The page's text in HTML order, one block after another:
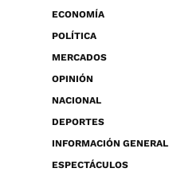
ECONOMÍA
POLÍTICA
MERCADOS
OPINIÓN
NACIONAL
DEPORTES
INFORMACIÓN GENERAL
ESPECTÁCULOS